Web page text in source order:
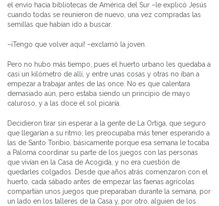
el envío hacia bibliotecas de América del Sur –le explicó Jesús
cuando todas se reunieron de nuevo, una vez compradas las
semillas que habían ido a buscar.
–¡Tengo que volver aquí! –exclamó la joven.
Pero no hubo más tiempo, pues el huerto urbano les quedaba a
casi un kilómetro de allí, y entre unas cosas y otras no iban a
empezar a trabajar antes de las once. No es que calentara
demasiado aún, pero estaba siendo un principio de mayo
caluroso, y a las doce el sol picaría.
Decidieron tirar sin esperar a la gente de La Ortiga, que seguro
que llegarían a su ritmo; les preocupaba más tener esperando a
las de Santo Toribio, básicamente porque esa semana le tocaba
a Paloma coordinar su parte de los juegos con las personas
que vivían en la Casa de Acogida, y no era cuestión de
quedarles colgados. Desde que años atrás comenzaron con el
huerto, cada sábado antes de empezar las faenas agrícolas
compartían unos juegos que preparaban durante la semana, por
un lado en los talleres de la Casa y, por otro, alguien de los